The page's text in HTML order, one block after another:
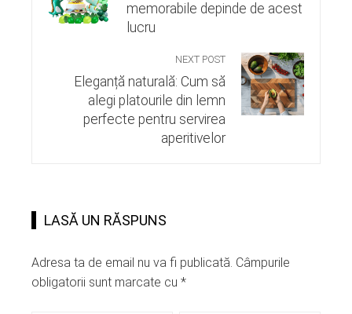
memorabile depinde de acest
lucru
NEXT POST
Eleganță naturală: Cum să
alegi platourile din lemn
perfecte pentru servirea
aperitivelor
LASĂ UN RĂSPUNS
Adresa ta de email nu va fi publicată. Câmpurile
obligatorii sunt marcate cu *